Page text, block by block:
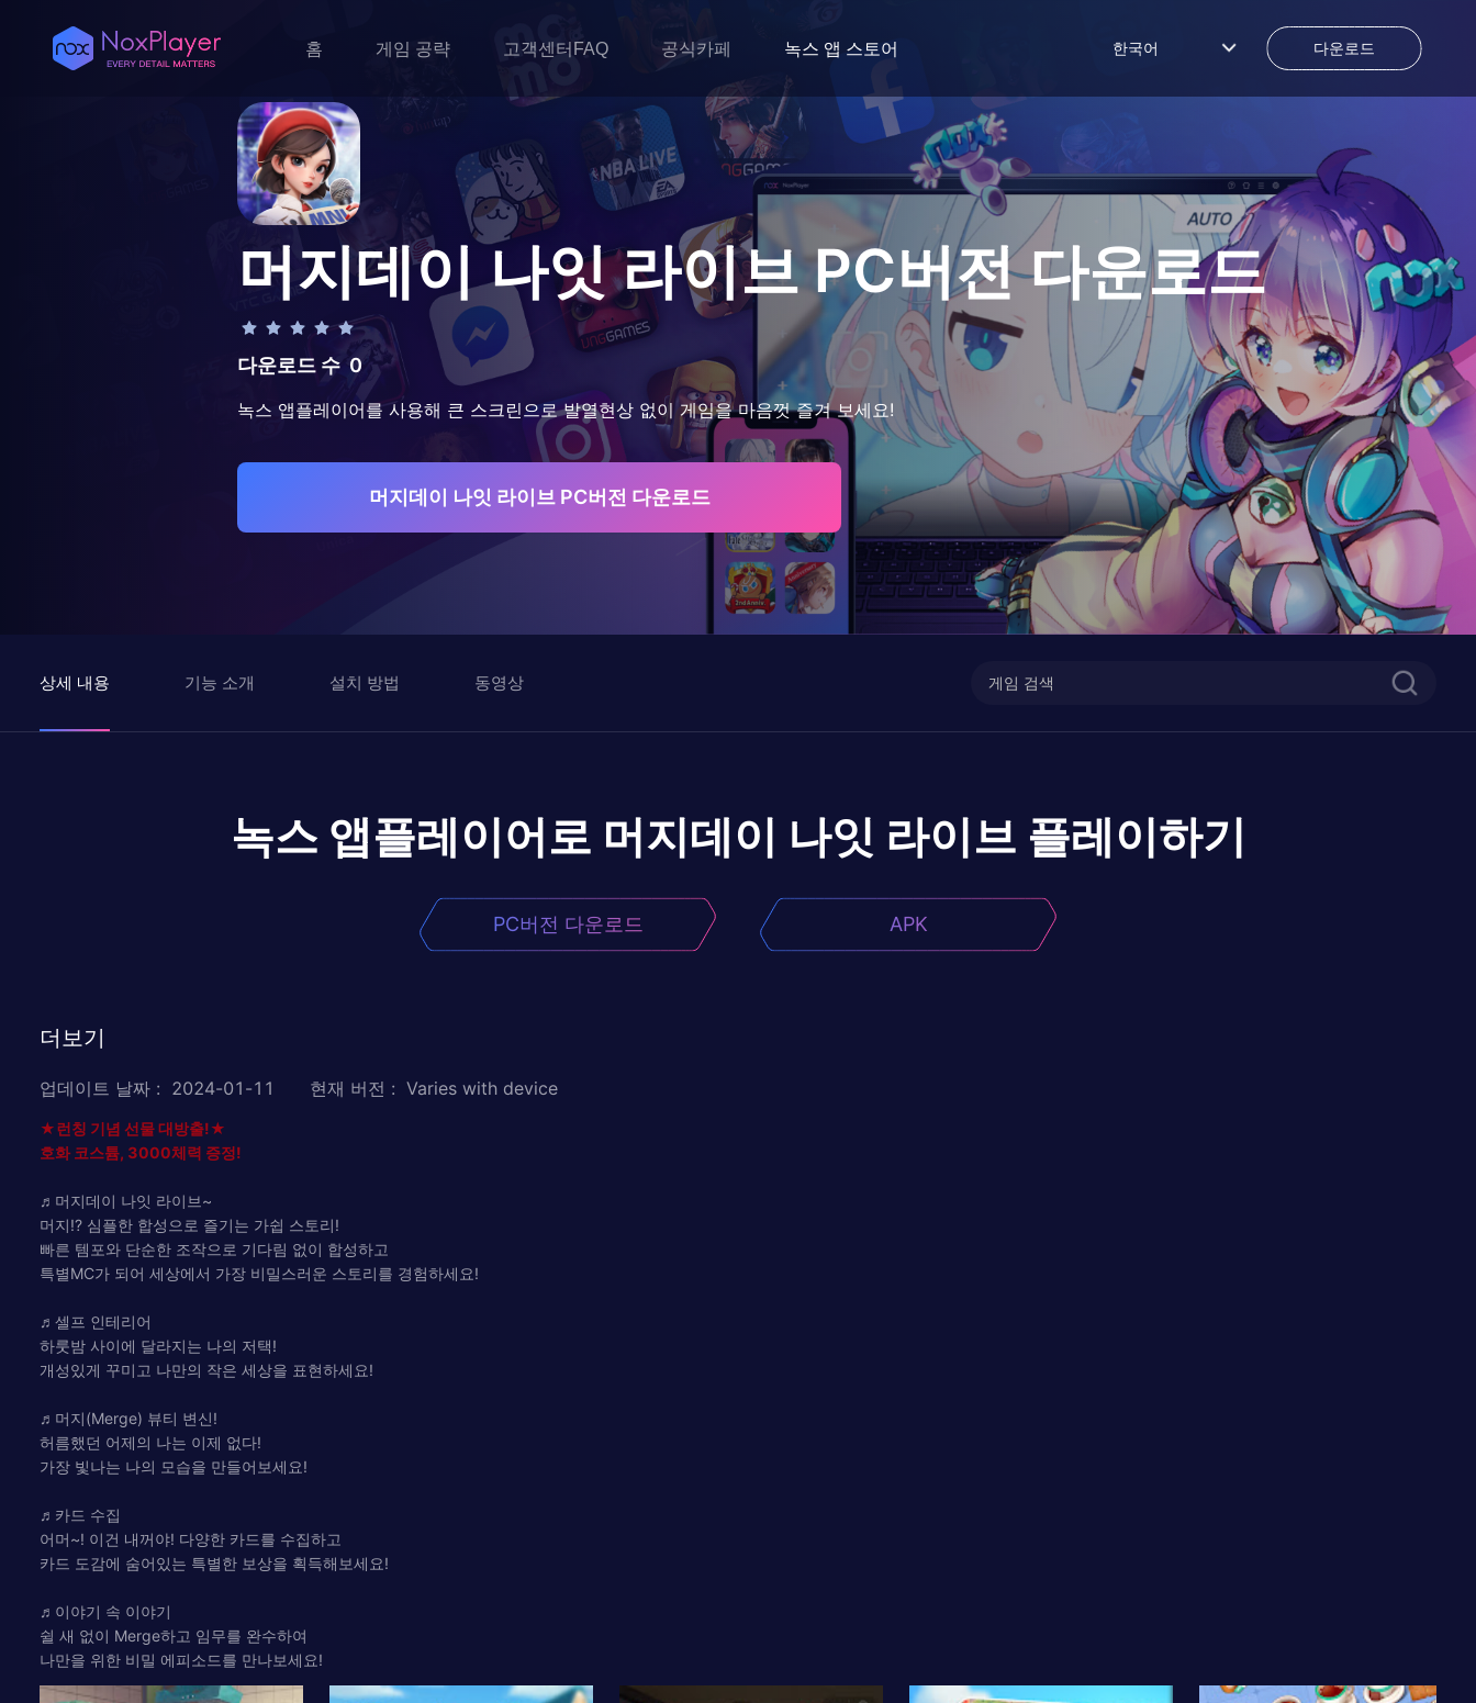
홈 게임 공략 고객센터FAQ 공식카페 녹스 앱 스토어 한국어 다운로드
머지데이 나잇 라이브PC버전 다운로드
다운로드 수 0
녹스 앱플레이어를 사용해 큰 스크린으로 발열현상 없이 게임을 마음껏 즐겨 보세요!
머지데이 나잇 라이브 PC버전 다운로드
상세 내용 기능 소개 설치 방법 동영상
녹스 앱플레이어로 머지데이 나잇 라이브 플레이하기
PC버전 다운로드 APK
더보기
업데이트 날짜 : 2024-01-11 현재 버전 : Varies with device
★런칭 기념 선물 대방출!★
호화 코스튬, 3000체력 증정!
♬머지데이 나잇 라이브~
머지!? 심플한 합성으로 즐기는 가쉽 스토리!
빠른 템포와 단순한 조작으로 기다림 없이 합성하고
특별MC가 되어 세상에서 가장 비밀스러운 스토리를 경험하세요!
♬셀프 인테리어
하룻밤 사이에 달라지는 나의 저택!
개성있게 꾸미고 나만의 작은 세상을 표현하세요!
♬머지(Merge) 뷰티 변신!
허름했던 어제의 나는 이제 없다!
가장 빛나는 나의 모습을 만들어보세요!
♬카드 수집
어머~! 이건 내꺼야! 다양한 카드를 수집하고
카드 도감에 숨어있는 특별한 보상을 획득해보세요!
♬이야기 속 이야기
쉴 새 없이 Merge하고 임무를 완수하여
나만을 위한 비밀 에피소드를 만나보세요!